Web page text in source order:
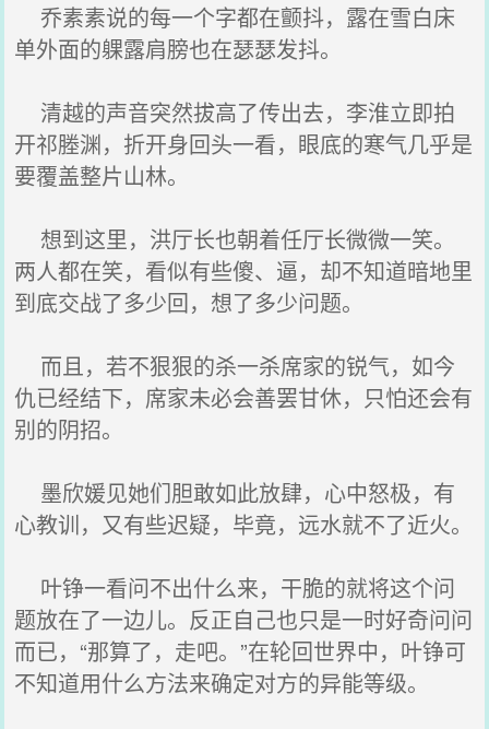
乔素素说的每一个字都在颤抖，露在雪白床
单外面的躶露肩膀也在瑟瑟发抖。
清越的声音突然拔高了传出去，李淮立即拍
开祁塍渊，折开身回头一看，眼底的寒气几乎是
要覆盖整片山林。
想到这里，洪厅长也朝着任厅长微微一笑。
两人都在笑，看似有些傻、逼，却不知道暗地里
到底交战了多少回，想了多少问题。
而且，若不狠狠的杀一杀席家的锐气，如今
仇已经结下，席家未必会善罢甘休，只怕还会有
别的阴招。
墨欣媛见她们胆敢如此放肆，心中怒极，有
心教训，又有些迟疑，毕竟，远水就不了近火。
叶铮一看问不出什么来，干脆的就将这个问
题放在了一边儿。反正自己也只是一时好奇问问
而已，“那算了，走吧。”在轮回世界中，叶铮可
不知道用什么方法来确定对方的异能等级。